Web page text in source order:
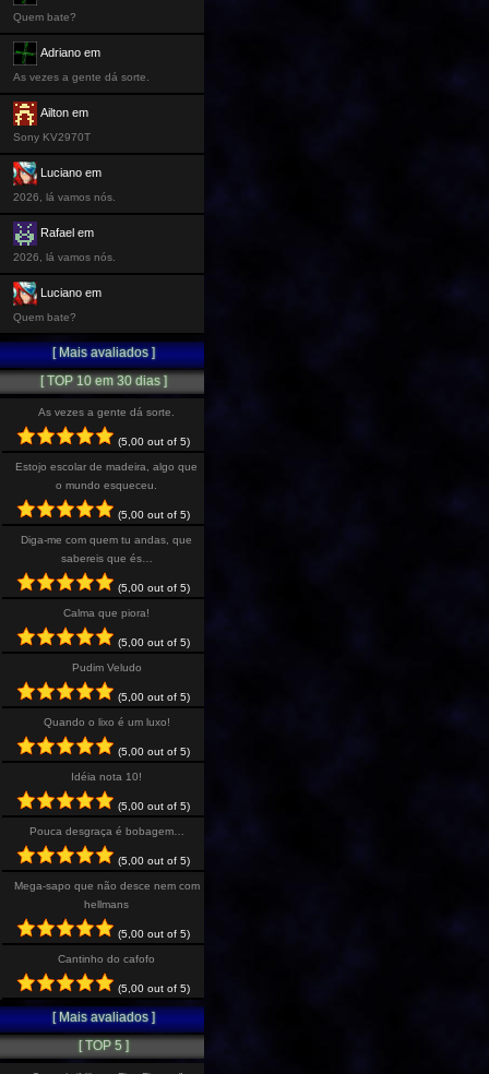
Quem bate?
Adriano em
As vezes a gente dá sorte.
Ailton em
Sony KV2970T
Luciano em
2026, lá vamos nós.
Rafael em
2026, lá vamos nós.
Luciano em
Quem bate?
[ Mais avaliados ]
[ TOP 10 em 30 dias ]
As vezes a gente dá sorte.
(5,00 out of 5)
Estojo escolar de madeira, algo que
o mundo esqueceu.
(5,00 out of 5)
Diga-me com quem tu andas, que
sabereis que és…
(5,00 out of 5)
Calma que piora!
(5,00 out of 5)
Pudim Veludo
(5,00 out of 5)
Quando o lixo é um luxo!
(5,00 out of 5)
Idéia nota 10!
(5,00 out of 5)
Pouca desgraça é bobagem…
(5,00 out of 5)
Mega-sapo que não desce nem com
hellmans
(5,00 out of 5)
Cantinho do cafofo
(5,00 out of 5)
[ Mais avaliados ]
[ TOP 5 ]